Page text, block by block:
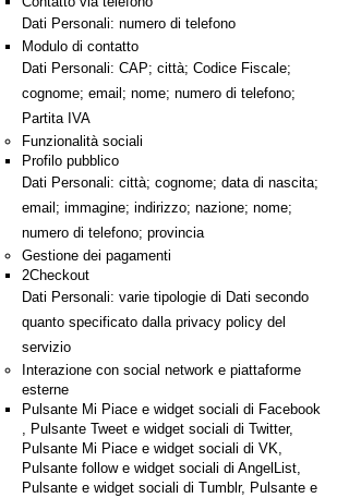
Dati Personali: numero di telefono
Modulo di contatto
Dati Personali: CAP; città; Codice Fiscale;
cognome; email; nome; numero di telefono;
Partita IVA
Funzionalità sociali
Profilo pubblico
Dati Personali: città; cognome; data di nascita;
email; immagine; indirizzo; nazione; nome;
numero di telefono; provincia
Gestione dei pagamenti
2Checkout
Dati Personali: varie tipologie di Dati secondo
quanto specificato dalla privacy policy del
servizio
Interazione con social network e piattaforme
esterne
Pulsante Mi Piace e widget sociali di Facebook
, Pulsante Tweet e widget sociali di Twitter,
Pulsante Mi Piace e widget sociali di VK,
Pulsante follow e widget sociali di AngelList,
Pulsante e widget sociali di Tumblr, Pulsante e